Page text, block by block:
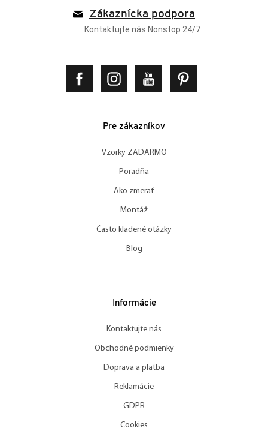
Zákaznícka podpora
Kontaktujte nás Nonstop 24/7
Pre zákazníkov
Vzorky ZADARMO
Poradňa
Ako zmerať
Montáž
Často kladené otázky
Blog
Informácie
Kontaktujte nás
Obchodné podmienky
Doprava a platba
Reklamácie
GDPR
Cookies